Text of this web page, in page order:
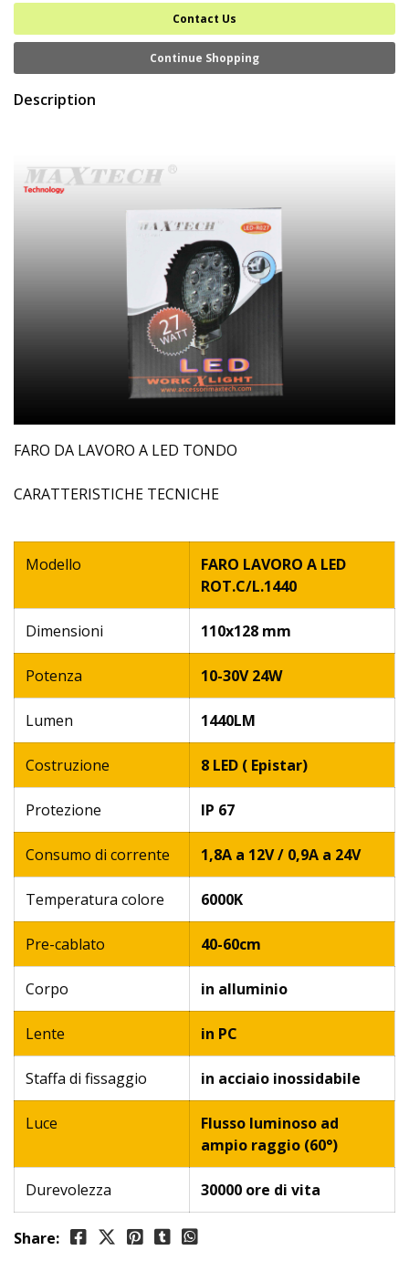
Contact Us
Continue Shopping
Description
FARO DA LAVORO A LED TONDO
CARATTERISTICHE TECNICHE
Modello
FARO LAVORO A LED
ROT.C/L.1440
Dimensioni 110x128 mm
Potenza 10-30V 24W
Lumen 1440LM
Costruzione 8 LED ( Epistar)
Protezione IP 67
Consumo di corrente 1,8A a 12V / 0,9A a 24V
Temperatura colore 6000K
Pre-cablato 40-60cm
Corpo in alluminio
Lente in PC
Staffa di fissaggio in acciaio inossidabile
Luce
Flusso luminoso ad
ampio raggio (60°)
Durevolezza 30000 ore di vita
Share: